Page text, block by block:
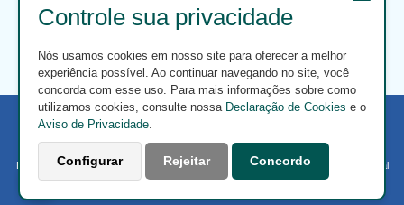
© 2026 Todos os direitos reservados
Desenvolvido pela Gerência de Tecnologia e Administrado pela Comunicação Setorial
da GOINFRA
Controle sua privacidade
Nós usamos cookies em nosso site para oferecer a melhor
experiência possível. Ao continuar navegando no site, você
concorda com esse uso. Para mais informações sobre como
utilizamos cookies, consulte nossa Declaração de Cookies e o
Aviso de Privacidade.
Configurar Rejeitar Concordo